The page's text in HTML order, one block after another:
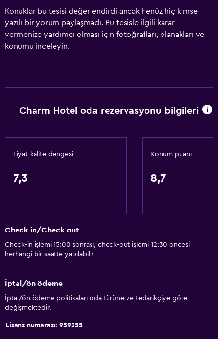
Konuklar bu tesisi değerlendirdi ancak henüz hiç kimse
yazılı bir yorum paylaşmadı. Bu tesisle ilgili karar
vermenize yardımcı olması için fotoğrafları, olanakları ve
konumu inceleyin.
Charm Hotel oda rezervasyonu bilgileri
Fiyat-kalite dengesi
7,3
Konum puanı
8,7
Check in/Check out
Check-in işlemi 15:00 sonrası, check-out işlemi 12:30 öncesi
herhangi bir saatte yapılabilir
İptal/ön ödeme
İptal/ön ödeme politikaları oda türüne ve tedarikçiye göre
değişmektedir.
Lisans numarası: 959355